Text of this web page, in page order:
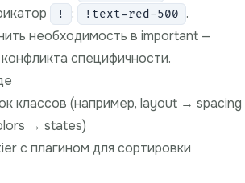
! : !text-red-500
.
необходимость в important —
специфичности.
классов (например, layout → spacing
→ states)
с плагином для сортировки